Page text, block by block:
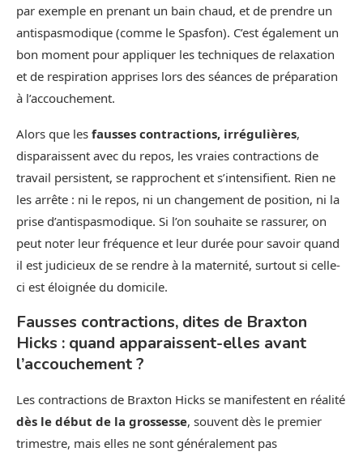
par exemple en prenant un bain chaud, et de prendre un
antispasmodique (comme le Spasfon). C’est également un
bon moment pour appliquer les techniques de relaxation
et de respiration apprises lors des séances de préparation
à l’accouchement.
Alors que les fausses contractions, irrégulières,
disparaissent avec du repos, les vraies contractions de
travail persistent, se rapprochent et s’intensifient. Rien ne
les arrête : ni le repos, ni un changement de position, ni la
prise d’antispasmodique. Si l’on souhaite se rassurer, on
peut noter leur fréquence et leur durée pour savoir quand
il est judicieux de se rendre à la maternité, surtout si celle-
ci est éloignée du domicile.
Fausses contractions, dites de Braxton
Hicks : quand apparaissent-elles avant
l’accouchement ?
Les contractions de Braxton Hicks se manifestent en réalité
dès le début de la grossesse, souvent dès le premier
trimestre, mais elles ne sont généralement pas